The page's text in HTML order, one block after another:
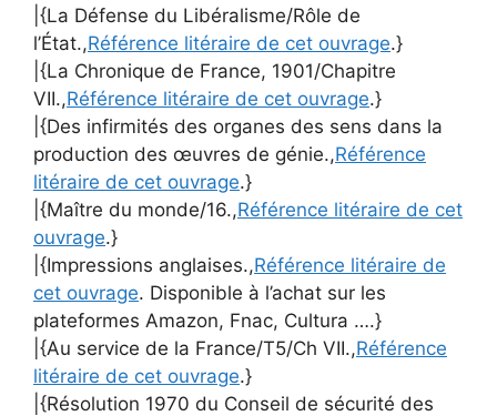
|{La Défense du Libéralisme/Rôle de
l’État.,Référence litéraire de cet ouvrage.}
|{La Chronique de France, 1901/Chapitre
VII.,Référence litéraire de cet ouvrage.}
|{Des infirmités des organes des sens dans la
production des œuvres de génie.,Référence
litéraire de cet ouvrage.}
|{Maître du monde/16.,Référence litéraire de cet
ouvrage.}
|{Impressions anglaises.,Référence litéraire de
cet ouvrage. Disponible à l’achat sur les
plateformes Amazon, Fnac, Cultura ….}
|{Au service de la France/T5/Ch VII.,Référence
litéraire de cet ouvrage.}
|{Résolution 1970 du Conseil de sécurité des